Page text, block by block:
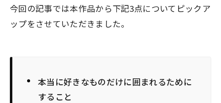
今回の記事では本作品から下記3点についてピックア
ップをさせていただきました。
本当に好きなものだけに囲まれるために
すること